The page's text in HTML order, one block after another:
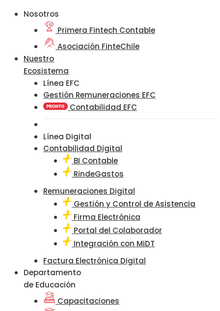
Nosotros
Primera Fintech Contable
Asociación FinteChile
Nuestro
Ecosistema
Línea EFC
Gestión Remuneraciones EFC
Contabilidad EFC
Línea Digital
Contabilidad Digital
BI Contable
RindeGastos
Remuneraciones Digital
Gestión y Control de Asistencia
Firma Electrónica
Portal del Colaborador
Integración con MiDT
Factura Electrónica Digital
Departamento
de Educación
Capacitaciones